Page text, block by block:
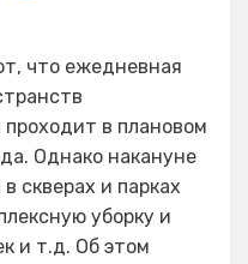
что ежедневная
в плановом
Однако накануне
скверах и парках
уборку и
и т.д. Об этом